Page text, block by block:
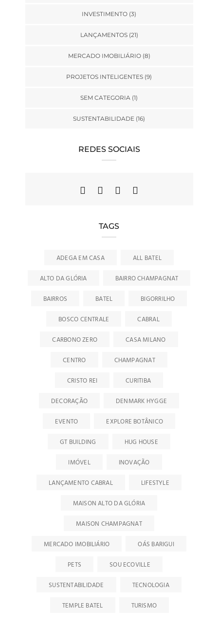
INVESTIMENTO (3)
LANÇAMENTOS(21)
MERCADO IMOBILIÁRIO(8)
PROJETOS INTELIGENTES (9)
SEM CATEGORIA (1)
SUSTENTABILIDADE (16)
REDES SOCIAIS
TAGS
ADEGA EM CASA
ALL BATEL
ALTO DA GLÓRIA
BAIRRO CHAMPAGNAT
BAIRROS
BATEL
BIGORRILHO
BOSCO CENTRALE
CABRAL
CARBONO ZERO
CASA MILANO
CENTRO
CHAMPAGNAT
CRISTO REI
CURITIBA
DECORAÇÃO
DENMARK HYGGE
EVENTO
EXPLORE BOTÂNICO
GT BUILDING
HUG HOUSE
IMÓVEL
INOVAÇÃO
LANÇAMENTO CABRAL
LIFESTYLE
MAISON ALTO DA GLÓRIA
MAISON CHAMPAGNAT
MERCADO IMOBILIÁRIO
OÁS BARIGUI
PETS
SOU ECOVILLE
SUSTENTABILIDADE
TECNOLOGIA
TEMPLE BATEL
TURISMO